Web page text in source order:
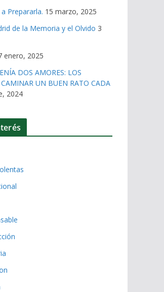
Prepararla. 15 marzo, 2025
de la Memoria y el Olvido 3
enero, 2025
DOS AMORES: LOS
UN BUEN RATO CADA
2024